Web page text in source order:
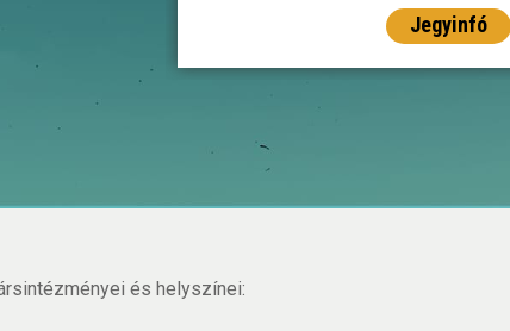
Jegyinfó
és helyszínei: